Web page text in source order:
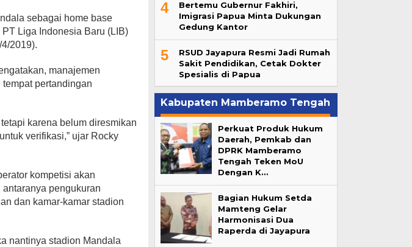
sebagai home base
Liga Indonesia Baru (LIB)
2019).
manajemen
pertandingan
karena belum diresmikan
verifikasi,” ujar Rocky
kompetisi akan
pengukuran
dan kamar-kamar stadion
nantinya stadion Mandala
4
Bertemu Gubernur Fakhiri,
Imigrasi Papua Minta Dukungan
Gedung Kantor
5
RSUD Jayapura Resmi Jadi Rumah
Sakit Pendidikan, Cetak Dokter
Spesialis di Papua
Kabupaten Mamberamo Tengah
Perkuat Produk Hukum
Daerah, Pemkab dan
DPRK Mamberamo
Tengah Teken MoU
Dengan K…
Bagian Hukum Setda
Mamteng Gelar
Harmonisasi Dua
Raperda di Jayapura